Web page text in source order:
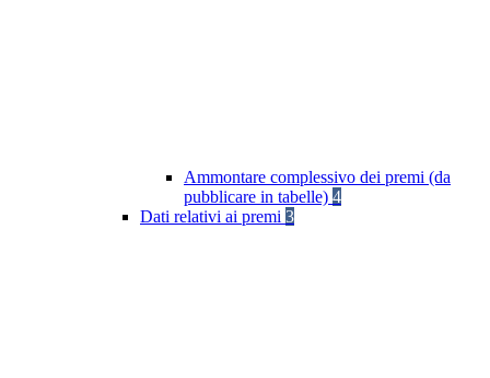
Ammontare complessivo dei premi (da
pubblicare in tabelle) 4
Dati relativi ai premi 3